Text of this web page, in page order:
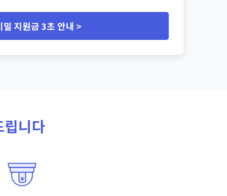
밀 지원금 3초 안내 >
니다